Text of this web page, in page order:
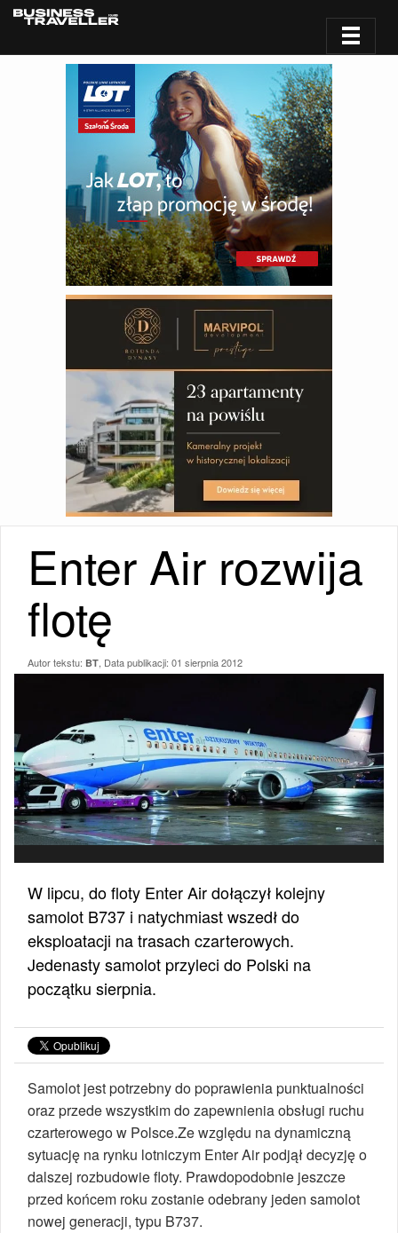
Enter Air rozwija
flotę
Autor tekstu: BT , Data publikacji: 01 sierpnia 2012
W lipcu, do floty Enter Air dołączył kolejny
samolot B737 i natychmiast wszedł do
eksploatacji na trasach czarterowych.
Jedenasty samolot przyleci do Polski na
początku sierpnia.
Samolot jest potrzebny do poprawienia punktualności
oraz przede wszystkim do zapewnienia obsługi ruchu
czarterowego w Polsce.Ze względu na dynamiczną
sytuację na rynku lotniczym Enter Air podjął decyzję o
dalszej rozbudowie floty. Prawdopodobnie jeszcze
przed końcem roku zostanie odebrany jeden samolot
nowej generacji, typu B737.